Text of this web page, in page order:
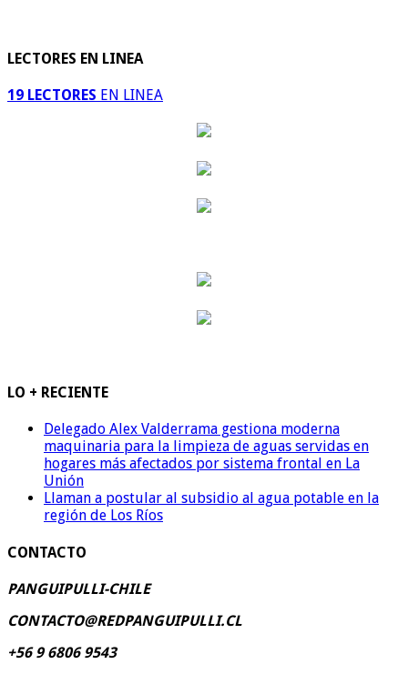
LECTORES EN LINEA
19 LECTORES EN LINEA
LO + RECIENTE
Delegado Alex Valderrama gestiona moderna
maquinaria para la limpieza de aguas servidas en
hogares más afectados por sistema frontal en La
Unión
Llaman a postular al subsidio al agua potable en la
región de Los Ríos
CONTACTO
PANGUIPULLI-CHILE
CONTACTO@REDPANGUIPULLI.CL
+56 9 6806 9543